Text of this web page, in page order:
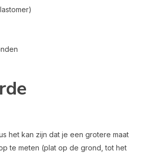
het kan zijn dat je een grotere maat
te meten (plat op de grond, tot het